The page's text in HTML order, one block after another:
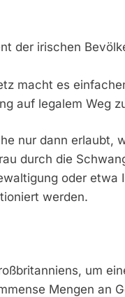
der irischen
macht es
auf legalem Weg
nur dann erlaubt,
durch die
oder etwa
werden.
um
Mengen an